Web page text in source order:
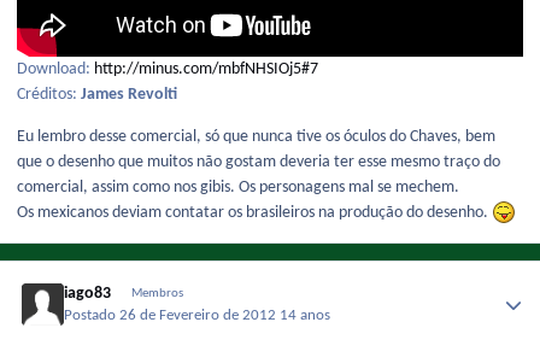
Download: http://minus.com/mbfNHSIOj5#7
Créditos: James Revolti
Eu lembro desse comercial, só que nunca tive os óculos do Chaves, bem
que o desenho que muitos não gostam deveria ter esse mesmo traço do
comercial, assim como nos gibis. Os personagens mal se mechem.
Os mexicanos deviam contatar os brasileiros na produção do desenho.
iago83 Membros
Postado26 de Fevereiro de 2012 14 anos